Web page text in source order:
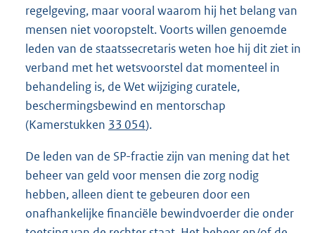
regelgeving, maar vooral waarom hij het belang van
mensen niet vooropstelt. Voorts willen genoemde
leden van de staatssecretaris weten hoe hij dit ziet in
verband met het wetsvoorstel dat momenteel in
behandeling is, de Wet wijziging curatele,
beschermingsbewind en mentorschap
(Kamerstukken 33 054).
De leden van de SP-fractie zijn van mening dat het
beheer van geld voor mensen die zorg nodig
hebben, alleen dient te gebeuren door een
onafhankelijke financiële bewindvoerder die onder